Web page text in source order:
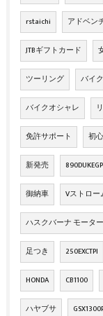
rstaichi アドベン
JTBギフトカード
ツーリング バイ
バイクオシャレ
免許サポート 初
新発売 890DUKEGP
御納車 Vストロー
ハスクバーナ モータ
足つき 250EXCTPI
HONDA CB1100
ハヤブサ